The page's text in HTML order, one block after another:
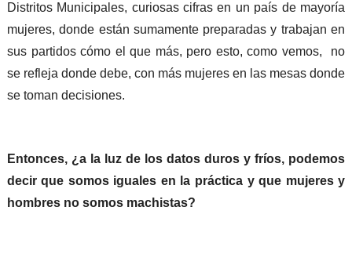
Distritos Municipales, curiosas cifras en un país de mayoría
mujeres, donde están sumamente preparadas y trabajan en
sus partidos cómo el que más, pero esto, como vemos, no
se refleja donde debe, con más mujeres en las mesas donde
se toman decisiones.
Entonces, ¿a la luz de los datos duros y fríos, podemos
decir que somos iguales en la práctica y que mujeres y
hombres no somos machistas?